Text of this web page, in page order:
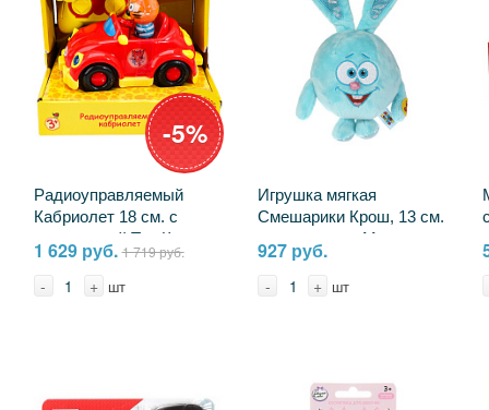
-5%
Радиоуправляемый
Кабриолет 18 см. с
катапультой Три Кота
УМка YJG-3CATS
1 629 руб.1 719 руб.
- + шт
Игрушка мягкая
Смешарики Крош, 13 см.
музыкальная Мульти-
пульти A20309-10
927 руб.
- + шт